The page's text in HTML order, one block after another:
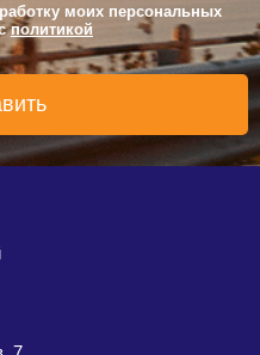
моих персональных
политикой